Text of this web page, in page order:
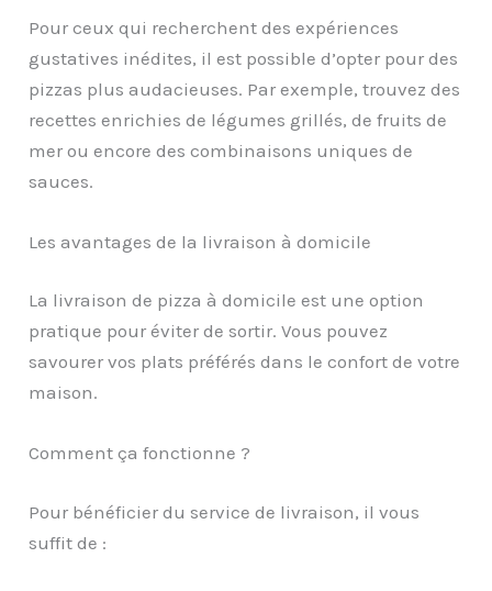
Pour ceux qui recherchent des expériences
gustatives inédites, il est possible d’opter pour des
pizzas plus audacieuses. Par exemple, trouvez des
recettes enrichies de légumes grillés, de fruits de
mer ou encore des combinaisons uniques de
sauces.
Les avantages de la livraison à domicile
La livraison de pizza à domicile est une option
pratique pour éviter de sortir. Vous pouvez
savourer vos plats préférés dans le confort de votre
maison.
Comment ça fonctionne ?
Pour bénéficier du service de livraison, il vous
suffit de :